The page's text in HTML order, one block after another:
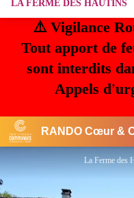
⚠️ Vigilance
Tout apport de
sont interdits
Appels
RANDO Cœur &
LA FERME DES HAUTINS
La Ferme des